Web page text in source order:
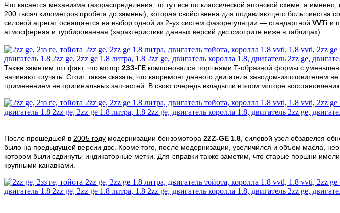
Что касается механизма газораспределения, то тут все по классической японской схеме, а
200 тысяч километров пробега до замены), которая свойственна для подавляющего большинства
силовой агрегат оснащается на выбор одной из 2-ух систем фазорегуляции — стандартной VVTi и
атмосферная и турбированная (характеристики данных версий двс смотрите ниже в таблицах).
Также заметим тот факт, что мотор 2ЗЗ-ГЕ компоновался поршнями Т-образной формы с
начинают стучать. Стоит также сказать, что капремонт данного двигателя заводом-
применением не оригинальных запчастей. В свою очередь вкладыши в этом моторе
После прошедшей в 2005 году модернизации бензомотора 2ZZ-GE 1 8 , силовой узел обзавелся
было на предыдущей версии двс. Кроме того, после модернизации, увеличился и объем масла,
котором были сдвинуты индикаторные метки. Для справки также заметим, что старые поршни
крупными канавками.